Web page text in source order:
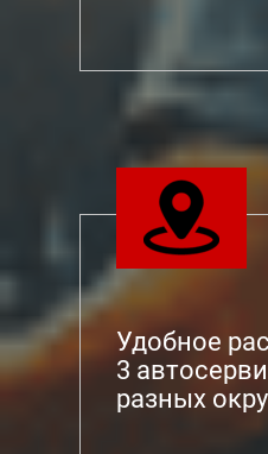
Удобное
3
разных